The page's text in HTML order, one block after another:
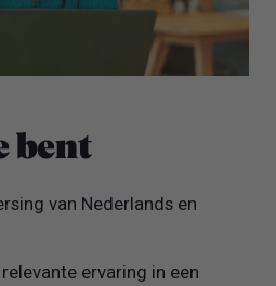
bent
van Nederlands en
ervaring in een